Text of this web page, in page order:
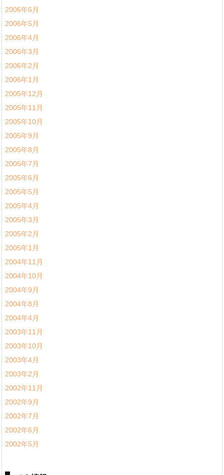
2006年6月
2006年5月
2006年4月
2006年3月
2006年2月
2006年1月
2005年12月
2005年11月
2005年10月
2005年9月
2005年8月
2005年7月
2005年6月
2005年5月
2005年4月
2005年3月
2005年2月
2005年1月
2004年11月
2004年10月
2004年9月
2004年8月
2004年4月
2003年11月
2003年10月
2003年4月
2003年2月
2002年11月
2002年9月
2002年7月
2002年6月
2002年5月